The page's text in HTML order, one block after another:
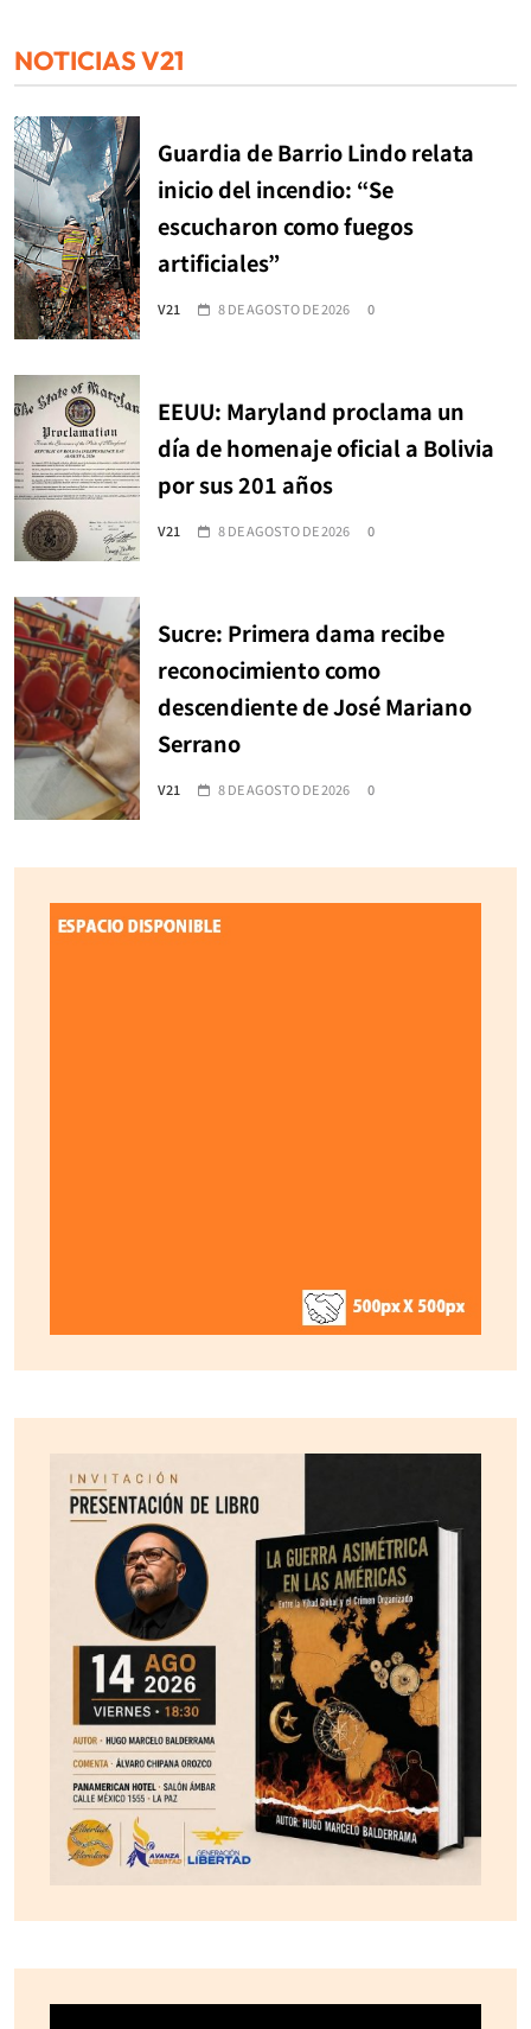
NOTICIAS V21
Guardia de Barrio Lindo relata
inicio del incendio: “Se
escucharon como fuegos
artificiales”
V21 8 DE AGOSTO DE 2026 0
EEUU: Maryland proclama un
día de homenaje oficial a Bolivia
por sus 201 años
V21 8 DE AGOSTO DE 2026 0
Sucre: Primera dama recibe
reconocimiento como
descendiente de José Mariano
Serrano
V21 8 DE AGOSTO DE 2026 0